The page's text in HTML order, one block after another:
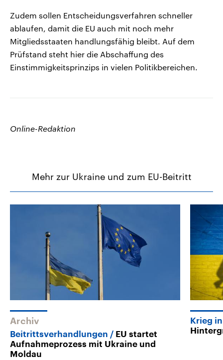
Zudem sollen Entscheidungsverfahren schneller
ablaufen, damit die EU auch mit noch mehr
Mitgliedsstaaten handlungsfähig bleibt. Auf dem
Prüfstand steht hier die Abschaffung des
Einstimmigkeitsprinzips in vielen Politikbereichen.
Online-Redaktion
Mehr zur Ukraine und zum EU-Beitritt
Archiv
Beitrittsverhandlungen
EU startet
Aufnahmeprozess mit Ukraine und
Moldau
Krieg